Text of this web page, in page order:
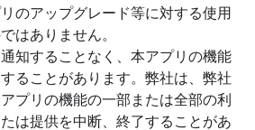
のアップグレード等に対する使用
はありません。
知することなく、本アプリの機能
ることがあります。弊社は、弊社
プリの機能の一部または全部の利
は提供を中断、終了することがあ